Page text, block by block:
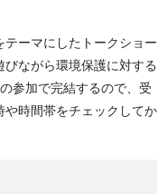
ーマにしたトークショー
ながら環境保護に対する
参加で完結するので、受
時間帯をチェックしてか